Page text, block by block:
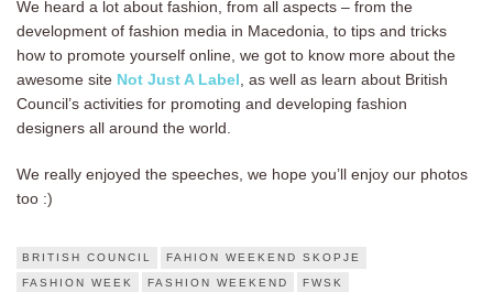
We heard a lot about fashion, from all aspects – from the
development of fashion media in Macedonia, to tips and tricks
how to promote yourself online, we got to know more about the
awesome site Not Just A Label , as well as learn about British
Council’s activities for promoting and developing fashion
designers all around the world.
We really enjoyed the speeches, we hope you’ll enjoy our photos
too :)
BRITISH COUNCIL FAHION WEEKEND SKOPJE
FASHION WEEK FASHION WEEKEND FWSK